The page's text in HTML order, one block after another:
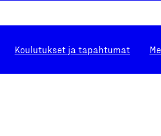
Koulutukset ja tapahtumat